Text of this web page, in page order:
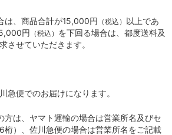
は、商品合計が15,000円
（税込）
以上であ
円
（税込） を下回る場合は、都度送料及
させていただきます。
急便でのお届けになります。
方は、ヤマト運輸の場合は営業所名及びセ
桁）、佐川急便の場合は営業所名をご記載